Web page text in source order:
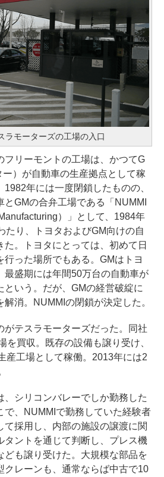
ラモーターズの工場の入口
リーモントの工場は、かつてG
）が自動車の生産拠点として稼
年には一度閉鎖したものの、
GMの合弁工場である「NUMMI
）」として、1984年
たり、トヨタおよびGM向けの自
た。トヨタにとっては、初めて日
行った場所でもある。GMはトヨ
最盛期には年間50万台の自動車が
という。だが、GMの経営破綻に
消。NUMMIの閉鎖が決定した。
テスラモーターズだった。同社
を買収。既存の設備も譲り受け、
産工場として稼働。2013年には2
、シリコンバレーでしか勤務した
で、NUMMIで勤務していた経験者
て採用し、内部の施設の譲渡に関
タントを通じて判断し、プレス機
ども譲り受けた。大規模な部品を
クレーンも、通常ならば中古で10